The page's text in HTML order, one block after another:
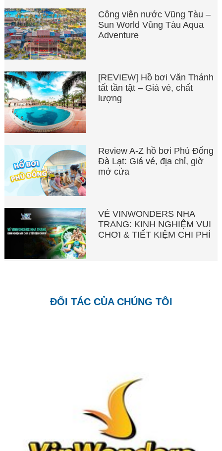
Công viên nước Vũng Tàu –
Sun World Vũng Tàu Aqua
Adventure
[REVIEW] Hồ bơi Văn Thánh
tất tần tật – Giá vé, chất
lượng
Review A-Z hồ bơi Phù Đổng
Đà Lạt: Giá vé, địa chỉ, giờ
mở cửa
VÉ VINWONDERS NHA
TRANG: KINH NGHIỆM VUI
CHƠI & TIẾT KIỆM CHI PHÍ
ĐỐI TÁC CỦA CHÚNG TÔI